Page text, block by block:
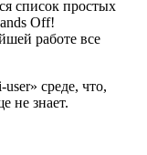
список простых
Off!
работе все
среде, что,
не знает.